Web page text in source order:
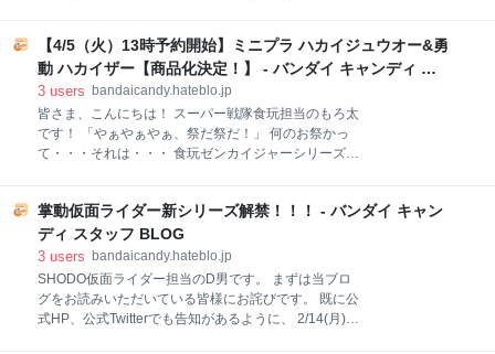
い かと思います。 Ａパート、Ｂパート、Ｃパートの３
種を購入して組み立てた状態がこちらです！ ダイター
ン３と武器以外にも、様
「MOBILITY」と組み合わせ等をイメージした
「JOINT」を併せ持った商品を目指した新食玩ガンダ
ムシリーズです。 多くの皆様に手に取っていただき可
動や強化・拡張といった本商品ならではのポイントを
楽しんでいただければと思っております。 それでは、
まずは各モビルスーツ（ＭＳ）に搭載した可動ユニッ
（モビリティジョイント）」を搭載しており、各関節
の可動はボールジョイントを主体としています。 この
よ
【4/5（火）13時予約開始】ミニプラ ハカイジュウオー&勇
動 ハカイザー【商品化決定！】 - バンダイ キャンディ ス
タッフ BLOG
3 users bandaicandy.hateblo.jp
皆さま、こんにちは！ スーパー戦隊食玩担当のもろ太
です！ 「やぁやぁやぁ、祭だ祭だ！」 何のお祭かっ
て・・・それは・・・ 食玩ゼンカイジャーシリーズ、
しました‼ 初の食玩前作シリーズ延長戦での商品化＋
ミニプラ&勇動のセット商品化ということで初だらけ
がまさかのハカイザー、色々ドラマがありまし
た・・・ これもひとえに、ミニプラ バトルシーザーロ
ボの商品化大成功とゼンカイジャーシリーズを支えて
くださった皆さまのおかげです。リリースまでに時間
掌動仮面ライダー新シリーズ解禁！！！ - バンダイ キャン
ディ スタッフ BLOG
3 users bandaicandy.hateblo.jp
SHODO仮面ライダー担当のD男です。 まずは当ブロ
グをお読みいただいている皆様にお詫びです。 既に公
式HP、公式Twitterでも告知があるように、 2/14(月)発